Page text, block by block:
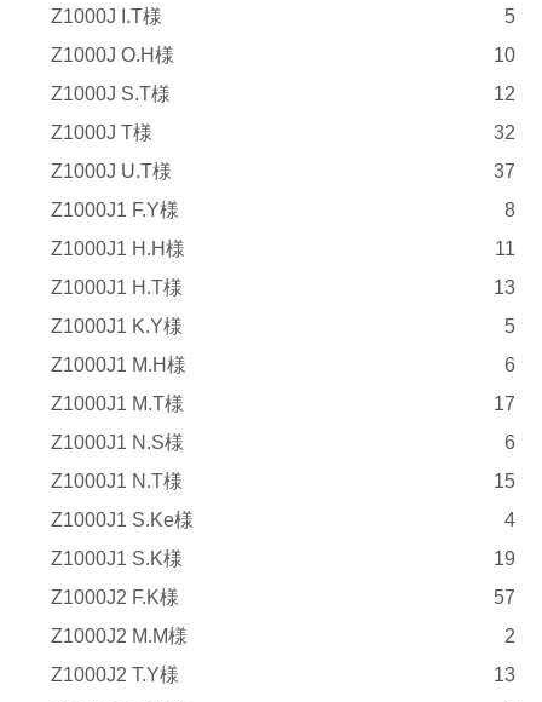
Z1000J I.T様
5
Z1000J O.H様
10
Z1000J S.T様
12
Z1000J T様
32
Z1000J U.T様
37
Z1000J1 F.Y様
8
Z1000J1 H.H様
11
Z1000J1 H.T様
13
Z1000J1 K.Y様
5
Z1000J1 M.H様
6
Z1000J1 M.T様
17
Z1000J1 N.S様
6
Z1000J1 N.T様
15
Z1000J1 S.Ke様
4
Z1000J1 S.K様
19
Z1000J2 F.K様
57
Z1000J2 M.M様
2
Z1000J2 T.Y様
13